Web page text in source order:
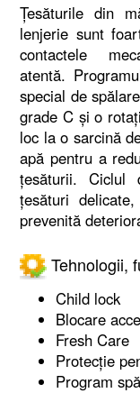
Țesăturile din
lenjerie sunt
contactele
atentă.
special de
grade C și o
loc la o sarcină
apă pentru a
țesăturii. Ciclul
țesături
prevenită
Tehnologii,
Child lock
Blocare
Fresh Care
Protecție
Program